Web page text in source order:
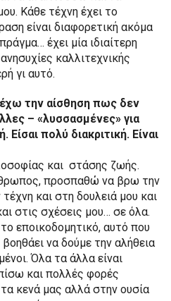
Κάθε τέχνη έχει το
είναι διαφορετική ακόμα
έχει μία ιδιαίτερη
καλλιτεχνικής
γι αυτό.
την αίσθηση πως δεν
– «λυσσασμένες» για
Είσαι πολύ διακριτική. Είναι
και στάσης ζωής.
προσπαθώ να βρω την
και στη δουλειά μου και
στις σχέσεις μου… σε όλα.
εποικοδομητικό, αυτό που
να δούμε την αλήθεια
Όλα τα άλλα είναι
και πολλές φορές
κενά μας αλλά στην ουσία